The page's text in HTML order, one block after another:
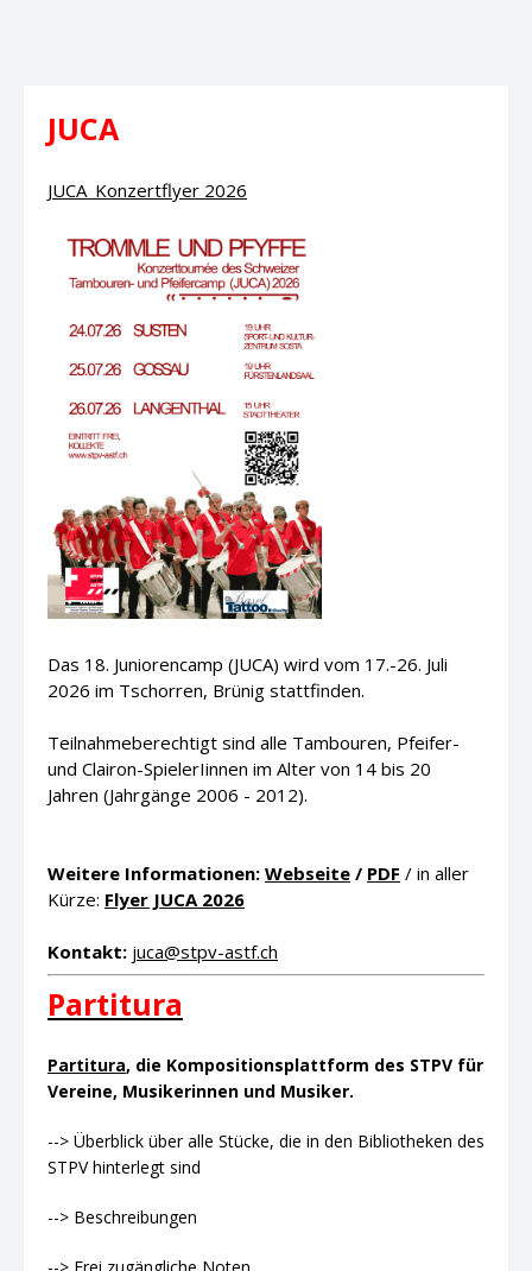
JUCA
JUCA_Konzertflyer 2026
Das 18. Juniorencamp (JUCA) wird vom 17.-26. Juli
2026 im Tschorren, Brünig stattfinden.
Teilnahmeberechtigt sind alle Tambouren, Pfeifer-
und Clairon-SpielerIinnen im Alter von 14 bis 20
Jahren (Jahrgänge 2006 - 2012).
Weitere Informationen: Webseite / PDF / in aller
Kürze: Flyer JUCA 2026
Kontakt: juca@stpv-astf.ch
Partitura
Partitura, die Kompositionsplattform des STPV für
Vereine, Musikerinnen und Musiker.
--> Überblick über alle Stücke, die in den Bibliotheken des
STPV hinterlegt sind
--> Beschreibungen